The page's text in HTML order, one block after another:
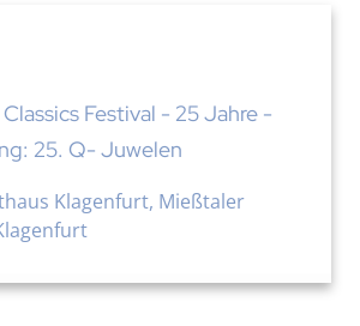
Festival - 25 Jahre -
25. Q- Juwelen
Klagenfurt, Mießtaler